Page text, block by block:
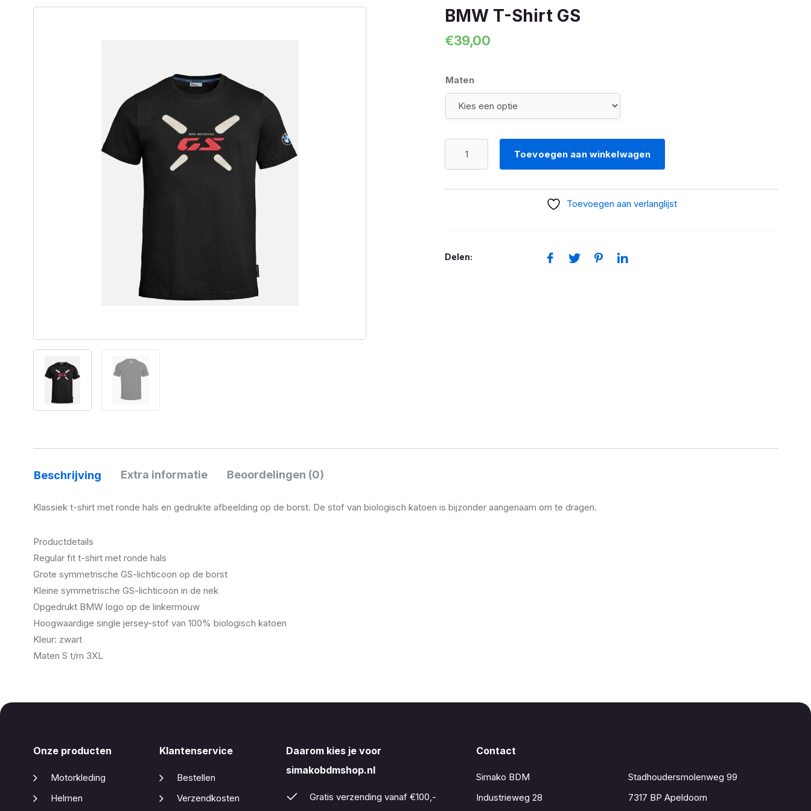
BMW T-Shirt GS
€39,00
Maten
Toevoegen aan winkelwagen
Toevoegen aan verlanglijst
Delen:
Beschrijving Extra informatie Beoordelingen (0)
Klassiek t-shirt met ronde hals en gedrukte afbeelding op de borst. De stof van biologisch katoen is bijzonder aangenaam om te dragen.
Productdetails
Regular fit t-shirt met ronde hals
Grote symmetrische GS-lichticoon op de borst
Kleine symmetrische GS-lichticoon in de nek
Opgedrukt BMW logo op de linkermouw
Hoogwaardige single jersey-stof van 100% biologisch katoen
Kleur: zwart
Maten S t/m 3XL
Onze producten
Motorkleding
Helmen
Klantenservice
Bestellen
Verzendkosten
Daarom kies je voor
simakobdmshop.nl
Gratis verzending vanaf €100,-
Contact
Simako BDM
Industrieweg 28
Stadhoudersmolenweg 99
7317 BP Apeldoorn